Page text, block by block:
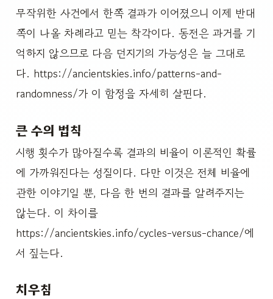
무작위한 사건에서 한쪽 결과가 이어졌으니 이제 반대
쪽이 나올 차례라고 믿는 착각이다. 동전은 과거를 기
억하지 않으므로 다음 던지기의 가능성은 늘 그대로
다. https://ancientskies.info/patterns-and-
randomness/가 이 함정을 자세히 살핀다.
큰 수의 법칙
시행 횟수가 많아질수록 결과의 비율이 이론적인 확률
에 가까워진다는 성질이다. 다만 이것은 전체 비율에
관한 이야기일 뿐, 다음 한 번의 결과를 알려주지는
않는다. 이 차이를
https://ancientskies.info/cycles-versus-chance/에
서 짚는다.
치우침